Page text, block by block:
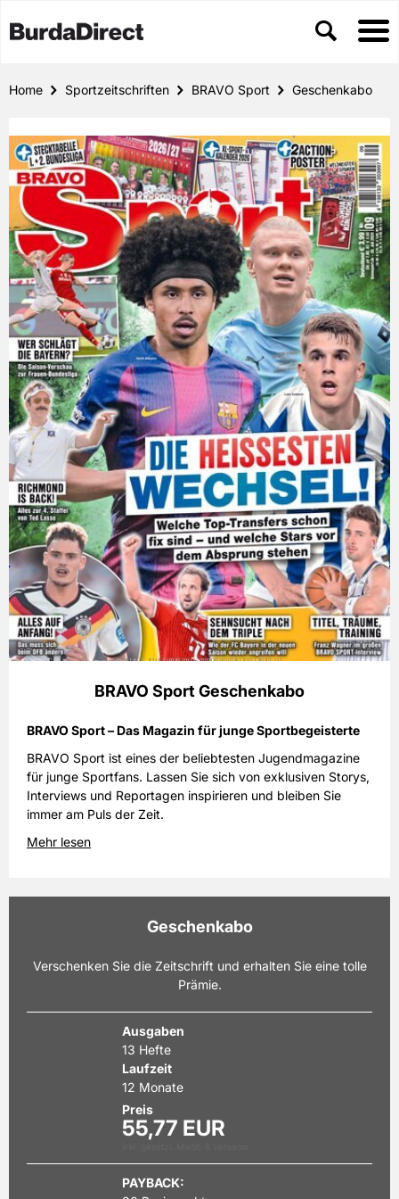
Home Sportzeitschriften BRAVO Sport Geschenkabo
BRAVO Sport Geschenkabo
BRAVO Sport – Das Magazin für junge Sportbegeisterte
BRAVO Sport ist eines der beliebtesten Jugendmagazine
für junge Sportfans. Lassen Sie sich von exklusiven Storys,
Interviews und Reportagen inspirieren und bleiben Sie
immer am Puls der Zeit.
Mehr lesen
Geschenkabo
Verschenken Sie die Zeitschrift und erhalten Sie eine tolle
Prämie.
Ausgaben
13 Hefte
Laufzeit
12 Monate
Preis
55,77 EUR
PAYBACK: